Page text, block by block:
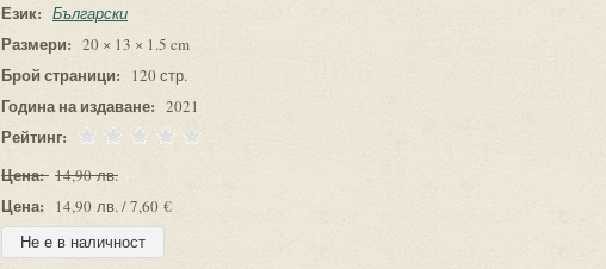
Език: Български
Размери: 20 × 13 × 1.5 cm
Брой страници: 120 стр.
Година на издаване: 2021
Рейтинг:
Цена: 14,90 лв.
Цена: 14,90 лв. / 7,60 €